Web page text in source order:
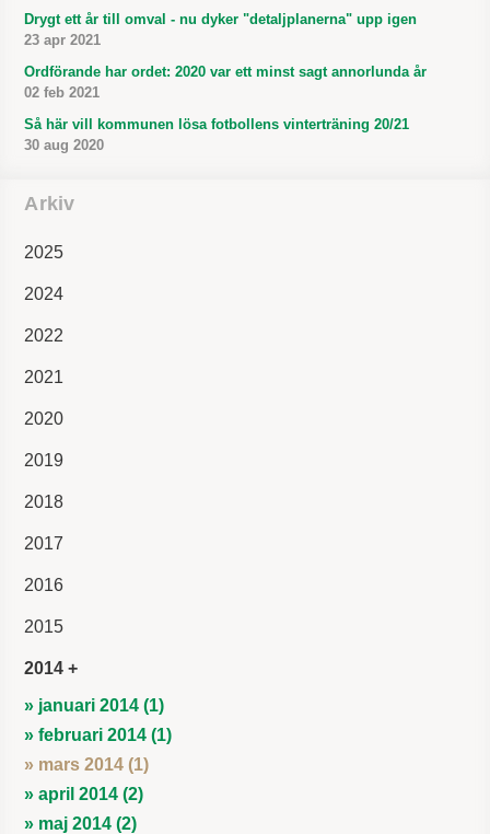
Drygt ett år till omval - nu dyker "detaljplanerna" upp igen
23 apr 2021
Ordförande har ordet: 2020 var ett minst sagt annorlunda år
02 feb 2021
Så här vill kommunen lösa fotbollens vinterträning 20/21
30 aug 2020
Arkiv
2025
2024
2022
2021
2020
2019
2018
2017
2016
2015
2014
» januari 2014 (1)
» februari 2014 (1)
» mars 2014 (1)
» april 2014 (2)
» maj 2014 (2)